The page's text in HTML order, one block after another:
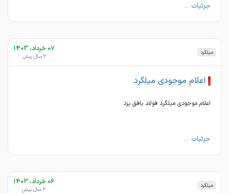
جزئیات ...
میلگرد 07 خرداد، 1403
2 سال پیش
اعلام موجودی میلگرد
اعلام موجودی میلگرد فولاد بافق یزد
جزئیات ...
میلگرد 06 خرداد، 1403
2 سال پیش